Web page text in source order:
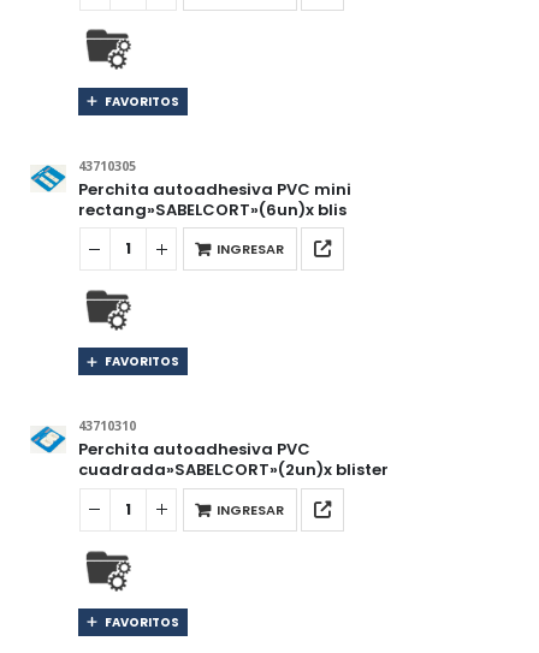
FAVORITOS
43710305
Perchita autoadhesiva PVC mini
rectang»SABELCORT»(6un)x blis
INGRESAR
FAVORITOS
43710310
Perchita autoadhesiva PVC
cuadrada»SABELCORT»(2un)x blister
INGRESAR
FAVORITOS